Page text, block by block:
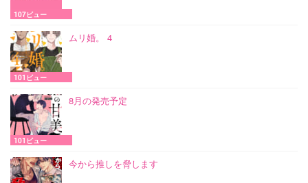
107ビュー
ムリ婚。 4
101ビュー
8月の発売予定
101ビュー
今から推しを脅します